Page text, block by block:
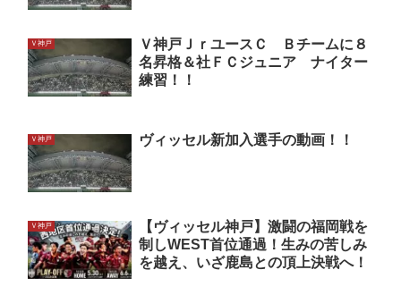
Ｖ神戸
Ｖ神戸ＪｒユースＣ Ｂチームに８
名昇格＆社ＦＣジュニア ナイター
練習！！
Ｖ神戸 ヴィッセル新加入選手の動画！！
Ｖ神戸
【ヴィッセル神戸】激闘の福岡戦を
制しWEST首位通過！生みの苦しみ
を越え、いざ鹿島との頂上決戦へ！